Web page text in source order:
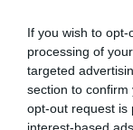
If you wish to
processing of
targeted
section to
opt-out request is
interest-based